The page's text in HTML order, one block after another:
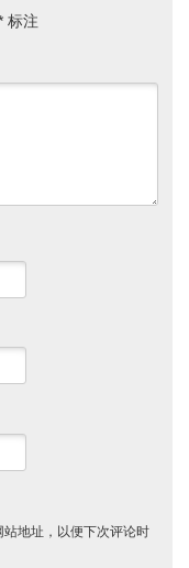
标注
地址，以便下次评论时